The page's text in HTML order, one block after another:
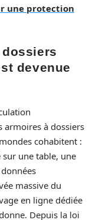
une protection
devenue
armoires à dossiers
cohabitent :
une table, une
massive du
en ligne dédiée
Depuis la loi